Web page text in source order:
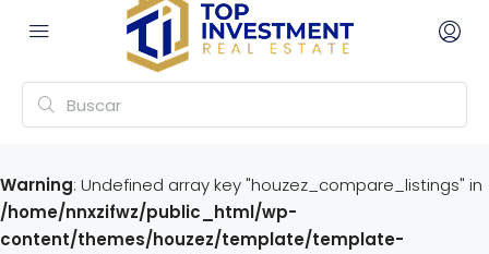
Warning: Undefined array key "houzez_compare_listings" in
/home/nnxzifwz/public_html/wp-
content/themes/houzez/template/template-